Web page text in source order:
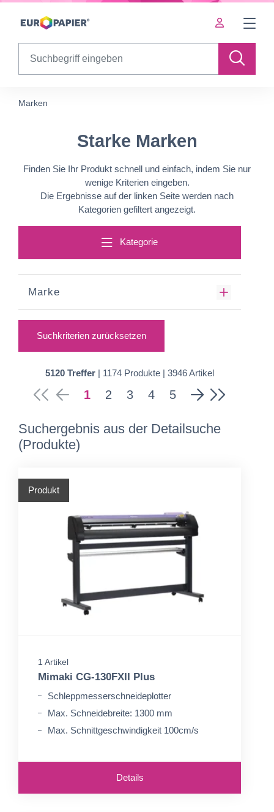
Table Of Content
Starke Marken
Marken
Starke Marken
Finden Sie Ihr Produkt schnell und einfach, indem Sie nur
wenige Kriterien eingeben.
Die Ergebnisse auf der linken Seite werden nach
Kategorien gefiltert angezeigt.
Kategorie
Marke
Suchkriterien zurücksetzen
5120 Treffer | 1174 Produkte | 3946 Artikel
1 2 3 4 5
Suchergebnis aus der Detailsuche
(Produkte)
Produkt
1 Artikel
Mimaki CG-130FXII Plus
Schleppmesserschneideplotter
Max. Schneidebreite: 1300 mm
Max. Schnittgeschwindigkeit 100cm/s
Details